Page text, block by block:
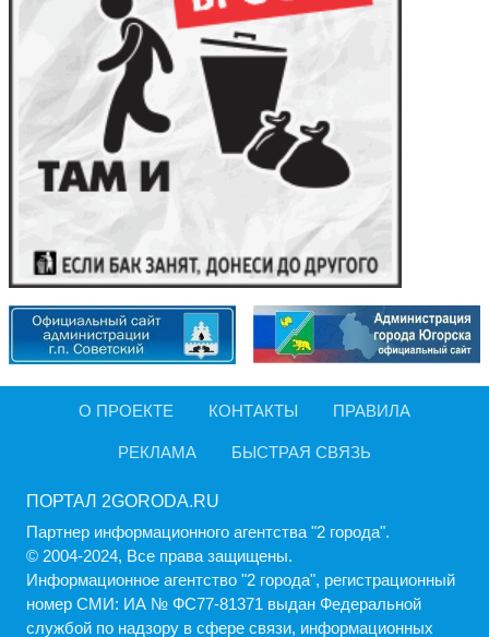
О ПРОЕКТЕ КОНТАКТЫ ПРАВИЛА
РЕКЛАМА БЫСТРАЯ СВЯЗЬ
ПОРТАЛ 2GORODA.RU
Партнер информационного агентства "2 города".
© 2004-2024, Все права защищены.
Информационное агентство "2 города", регистрационный
номер СМИ: ИА № ФС77-81371 выдан Федеральной
службой по надзору в сфере связи, информационных